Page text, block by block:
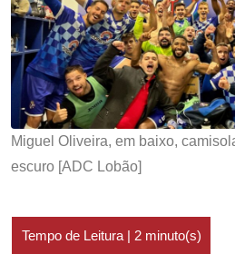
Miguel Oliveira, em baixo,
escuro [ADC Lobão]